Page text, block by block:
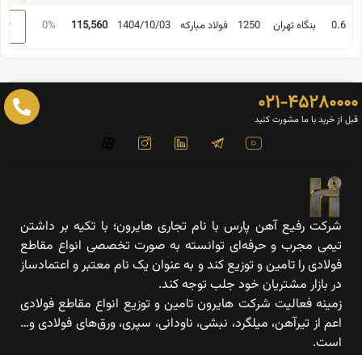
0.6 بنگاه تهران 1250 فولاد مبارکه 1404/10/03
115,560
0%
۴۵۲۸۰۰۰۰
از خرید با ما مشورت کنید
شرکت رفیع آهن پارس با نام تجاری هایرون؛ با تکیه بر داشتن
تیمی مجرب و حرفه‌ای توانسته به صورت تخصصی انواع مقاطع
فولادی را تامین و توزیع کند و به عنوان یک نام معتبر و اعتمادساز
در بازار مشتریان خود جلب توجه کند.
زمینه فعالیت شرکت هایرون تامین و توزیع انواع مقاطع فولادی
اعم از تیرآهن، میلگرد، نبشی، ناودانی، سپری، ورق‌های فولادی و…
است.